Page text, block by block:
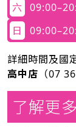
六
日
詳細時間及國
高中店 （07
了解更多